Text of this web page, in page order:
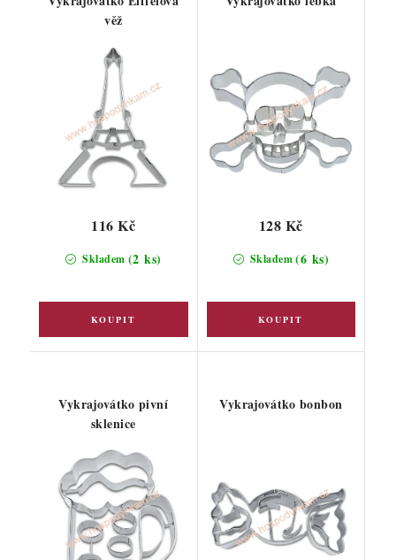
věž
Skladem (2 ks)
116 Kč
Skladem(6 ks)
128 Kč
Vykrajovátko pivní
sklenice
Vykrajovátko bonbon